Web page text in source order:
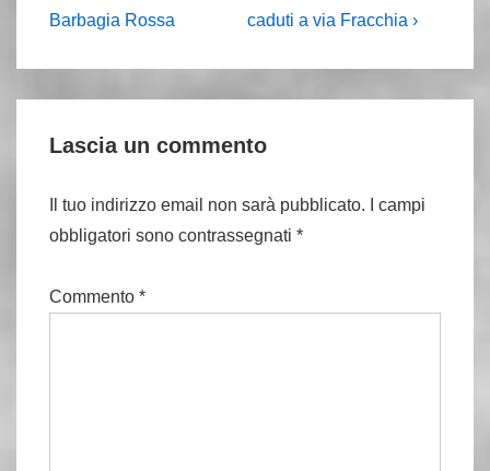
è
Barbagia Rossa
articolo
caduti a via Fracchia ›
Lascia un commento
Il tuo indirizzo email non sarà pubblicato.
I campi
obbligatori sono contrassegnati *
Commento *